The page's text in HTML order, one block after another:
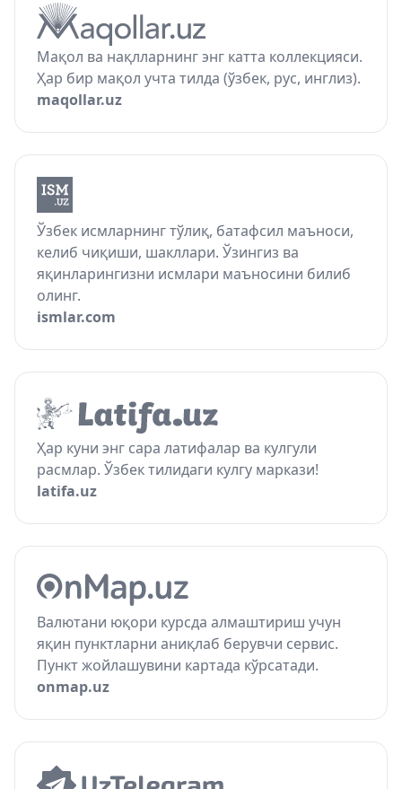
Мақол ва нақлларнинг энг катта коллекцияси.
Ҳар бир мақол учта тилда (ўзбек, рус, инглиз).
maqollar.uz
Ўзбек исмларнинг тўлиқ, батафсил маъноси,
келиб чиқиши, шакллари. Ўзингиз ва
яқинларингизни исмлари маъносини билиб
олинг.
ismlar.com
Ҳар куни энг сара латифалар ва кулгули
расмлар. Ўзбек тилидаги кулгу маркази!
latifa.uz
Валютани юқори курсда алмаштириш учун
яқин пунктларни аниқлаб берувчи сервис.
Пункт жойлашувини картада кўрсатади.
onmap.uz